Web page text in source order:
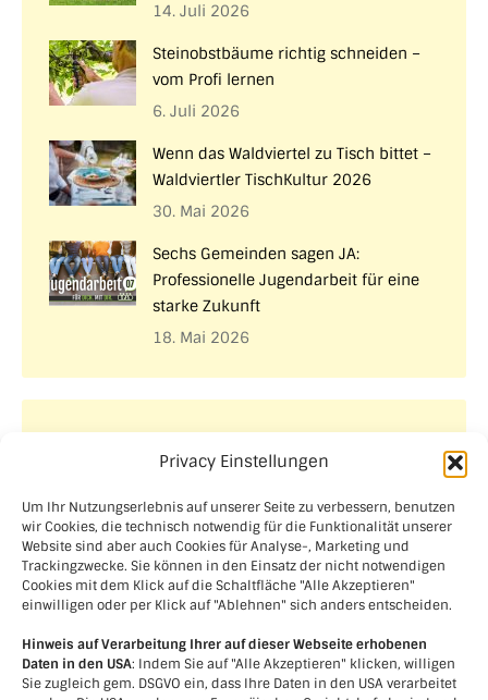
Privacy Einstellungen
Um Ihr Nutzungserlebnis auf unserer Seite zu verbessern, benutzen
wir Cookies, die technisch notwendig für die Funktionalität unserer
Website sind aber auch Cookies für Analyse-, Marketing und
Trackingzwecke. Sie können in den Einsatz der nicht notwendigen
Cookies mit dem Klick auf die Schaltfläche "Alle Akzeptieren"
einwilligen oder per Klick auf "Ablehnen" sich anders entscheiden.
Hinweis auf Verarbeitung Ihrer auf dieser Webseite erhobenen
Daten in den USA: Indem Sie auf "Alle Akzeptieren" klicken, willigen
Sie zugleich gem. DSGVO ein, dass Ihre Daten in den USA verarbeitet
14. Juli 2026
Steinobstbäume richtig schneiden –
vom Profi lernen
6. Juli 2026
Wenn das Waldviertel zu Tisch bittet –
Waldviertler TischKultur 2026
30. Mai 2026
Sechs Gemeinden sagen JA:
Professionelle Jugendarbeit für eine
starke Zukunft
18. Mai 2026